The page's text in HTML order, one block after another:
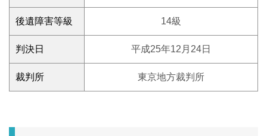
後遺障害等級 14級
判決日 平成25年12月24日
裁判所 東京地方裁判所